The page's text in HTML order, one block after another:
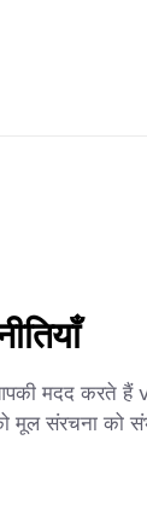
आपकी मदद करते
मूल संरचना को